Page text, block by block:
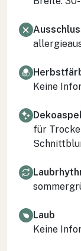
Keine
für
Laub
Keine